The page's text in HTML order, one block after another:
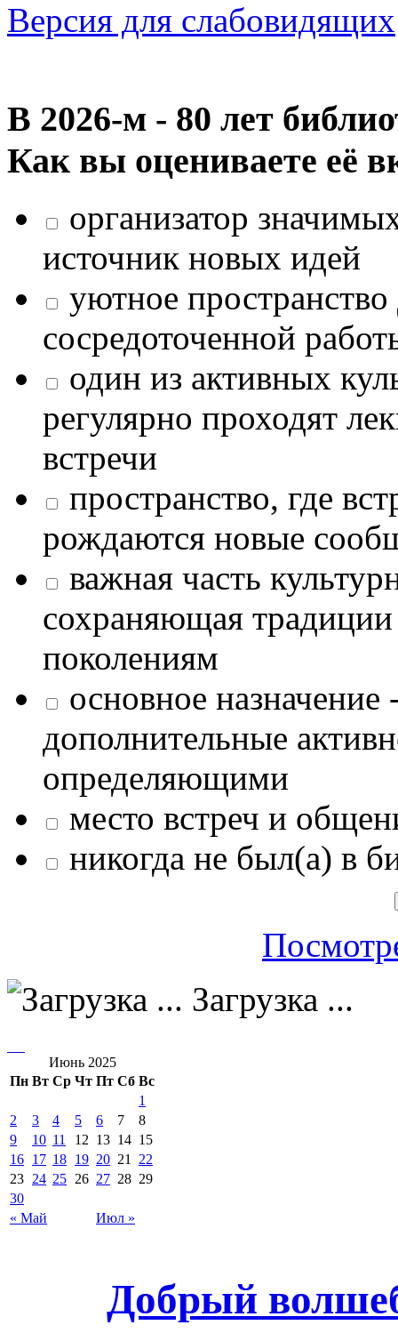
Версия для слабовидящих
В 2026‑м - 80 лет
Как вы оцениваете её
организатор
источник новых идей
уютное
сосредоточенной
один из активных
регулярно проходят
встречи
пространство, где
рождаются новые
важная часть
сохраняющая
поколениям
основное назначение
дополнительные
определяющими
место встреч и
никогда не был(а) в
Загрузка ...
Июнь 2025
Пн Вт Ср Чт Пт Сб Вс
« Май Июл »
1
2
3 4 5 6 7
8
9
10 11 12 13 14 15
16 17 18 19 20 21
22
23 24 25 26 27 28 29
30
Добрый